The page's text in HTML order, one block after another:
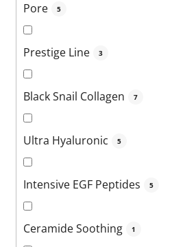
Pore 5
Prestige Line 3
Black Snail Collagen 7
Ultra Hyaluronic 5
Intensive EGF Peptides 5
Ceramide Soothing 1